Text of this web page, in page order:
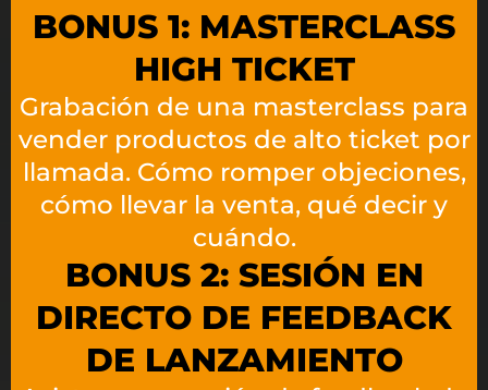
BONUS 1: MASTERCLASS
HIGH TICKET
Grabación de una masterclass para
vender productos de alto ticket por
llamada. Cómo romper objeciones,
cómo llevar la venta, qué decir y
cuándo.
BONUS 2: SESIÓN EN
DIRECTO DE FEEDBACK
DE LANZAMIENTO​